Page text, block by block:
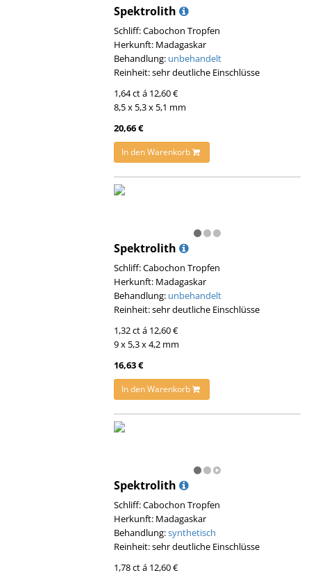
Spektrolith
Schliff: Cabochon Tropfen
Herkunft: Madagaskar
Behandlung: unbehandelt
Reinheit: sehr deutliche Einschlüsse
1,64 ct á 12,60 €
8,5 x 5,3 x 5,1 mm
20,66 €
In den Warenkorb
Spektrolith
Schliff: Cabochon Tropfen
Herkunft: Madagaskar
Behandlung: unbehandelt
Reinheit: sehr deutliche Einschlüsse
1,32 ct á 12,60 €
9 x 5,3 x 4,2 mm
16,63 €
In den Warenkorb
Spektrolith
Schliff: Cabochon Tropfen
Herkunft: Madagaskar
Behandlung:synthetisch
Reinheit: sehr deutliche Einschlüsse
1,78 ct á 12,60 €